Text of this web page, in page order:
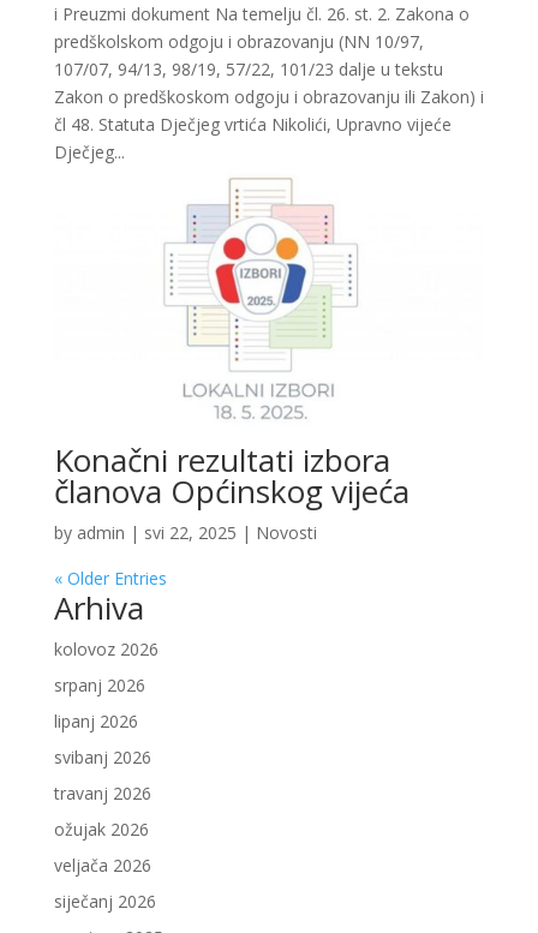
i Preuzmi dokument Na temelju čl. 26. st. 2. Zakona o
predškolskom odgoju i obrazovanju (NN 10/97,
107/07, 94/13, 98/19, 57/22, 101/23 dalje u tekstu
Zakon o predškoskom odgoju i obrazovanju ili Zakon) i
čl 48. Statuta Dječjeg vrtića Nikolići, Upravno vijeće
Dječjeg...
Konačni rezultati izbora
članova Općinskog vijeća
by admin | svi 22, 2025 | Novosti
« Older Entries
Arhiva
kolovoz 2026
srpanj 2026
lipanj 2026
svibanj 2026
travanj 2026
ožujak 2026
veljača 2026
siječanj 2026